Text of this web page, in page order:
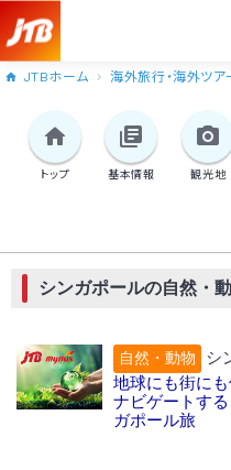
JTBホーム 海外旅行・海外ツア
トップ 基本情報 観光地
シンガポールの自然・
自然・動物
シ
地球にも街に
ナビゲートす
ガポール旅